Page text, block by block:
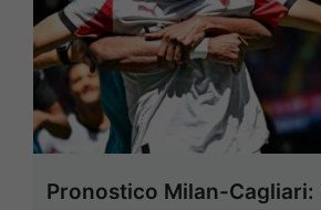
Pronostico Milan-